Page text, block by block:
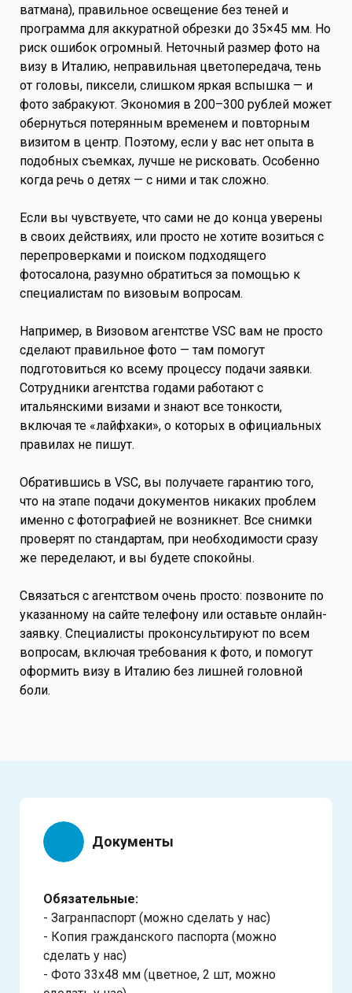
ватмана), правильное освещение без теней и
программа для аккуратной обрезки до 35×45 мм. Но
риск ошибок огромный. Неточный размер фото на
визу в Италию, неправильная цветопередача, тень
от головы, пиксели, слишком яркая вспышка — и
фото забракуют. Экономия в 200–300 рублей может
обернуться потерянным временем и повторным
визитом в центр. Поэтому, если у вас нет опыта в
подобных съемках, лучше не рисковать. Особенно
когда речь о детях — с ними и так сложно.
Если вы чувствуете, что сами не до конца уверены
в своих действиях, или просто не хотите возиться с
перепроверками и поиском подходящего
фотосалона, разумно обратиться за помощью к
специалистам по визовым вопросам.
Например, в Визовом агентстве VSC вам не просто
сделают правильное фото — там помогут
подготовиться ко всему процессу подачи заявки.
Сотрудники агентства годами работают с
итальянскими визами и знают все тонкости,
включая те «лайфхаки», о которых в официальных
правилах не пишут.
Обратившись в VSC, вы получаете гарантию того,
что на этапе подачи документов никаких проблем
именно с фотографией не возникнет. Все снимки
проверят по стандартам, при необходимости сразу
же переделают, и вы будете спокойны.
Связаться с агентством очень просто: позвоните по
указанному на сайте телефону или оставьте онлайн-
заявку. Специалисты проконсультируют по всем
вопросам, включая требования к фото, и помогут
оформить визу в Италию без лишней головной
боли.
Документы
Обязательные:
- Загранпаспорт (можно сделать у нас)
- Копия гражданского паспорта (можно
сделать у нас)
- Фото 33х48 мм (цветное, 2 шт, можно